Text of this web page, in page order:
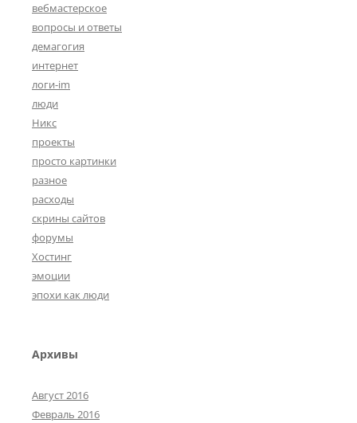
вебмастерское
вопросы и ответы
демагогия
интернет
логи-im
люди
Никс
проекты
просто картинки
разное
расходы
скрины сайтов
форумы
Хостинг
эмоции
эпохи как люди
Архивы
Август 2016
Февраль 2016